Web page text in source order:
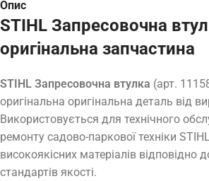
Опис
STIHL Запресовочна
оригінальна запчастина
STIHL Запресовочна втулка (арт.
оригінальна оригінальна деталь від
Використовується для технічного
ремонту садово-паркової техніки
високоякісних матеріалів відповідно
стандартів якості.